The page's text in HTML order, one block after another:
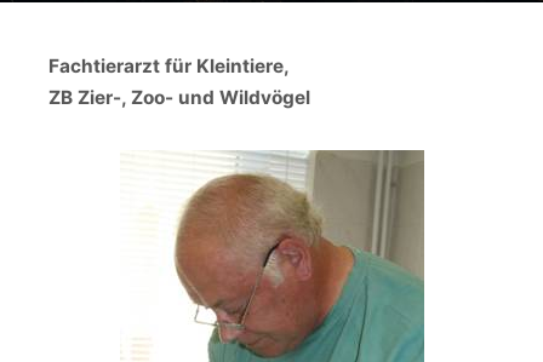
Fachtierarzt für Kleintiere,
ZB Zier-, Zoo- und Wildvögel